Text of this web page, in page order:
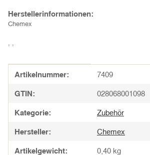
Herstellerinformationen:
Chemex
, ,
Produkteigenschaft
Wert
Artikelnummer: 7409
GTIN: 028068001098
Kategorie: Zubehör
Hersteller: Chemex
Artikelgewicht: 0,40 kg